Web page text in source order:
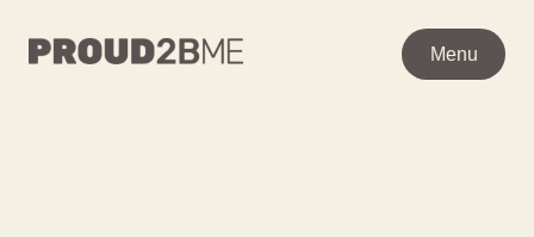
Menu
Menu
WAAR BEN JE NAAR OP